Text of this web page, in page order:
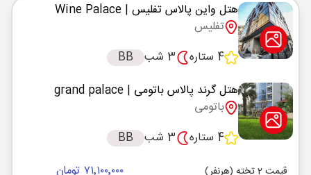
هتل واین پالاس تفلیس | Wine Palace
تفلیس
4 ستاره
3 شب
BB
هتل گرند پالاس باتومی | grand palace
باتومی
4 ستاره
3 شب BB
قیمت 2 تخته (هرنفر) ۷۱٬۱۰۰٬۰۰۰ تومان